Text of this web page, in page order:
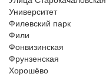
Университет
Филевский парк
Фили
Фонвизинская
Фрунзенская
Хорошёво